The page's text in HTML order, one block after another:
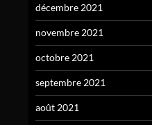
décembre 2021
novembre 2021
octobre 2021
septembre 2021
août 2021